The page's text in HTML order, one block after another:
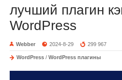
лучший плагин
WordPress
Webber 2024-8-29 299 967
WordPress / WordPress плагины